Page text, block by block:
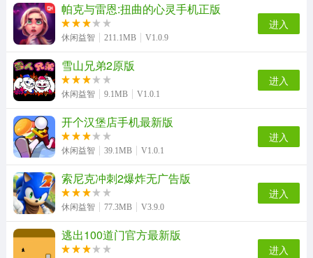
节奏地牢游戏完整版
帕克与雷恩:扭曲的心灵手机正版
休闲益智 211.1MB V1.0.9
进入
雪山兄弟2原版
休闲益智 9.1MB V1.0.1
进入
开个汉堡店手机最新版
休闲益智 39.1MB V1.0.1
进入
索尼克冲刺2爆炸无广告版
休闲益智 77.3MB V3.9.0
进入
逃出100道门官方最新版
进入